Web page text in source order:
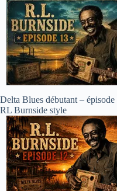
Delta Blues débutant – épisode
RL Burnside style